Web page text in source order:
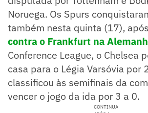
Noruega. Os Spurs
também nesta quinta (17), após
contra o Frankfurt na
Conference League, o Chelsea
casa para o Légia Varsóvia por
classificou às semifinais da
vencer o jogo da ida por 3 a 0.
CONTINUA